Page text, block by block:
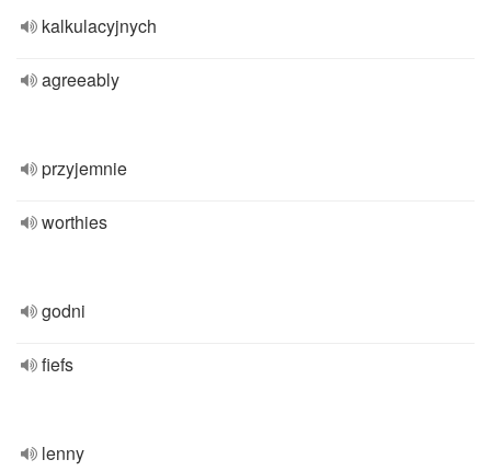
kalkulacyjnych
agreeably
przyjemnie
worthies
godni
fiefs
lenny